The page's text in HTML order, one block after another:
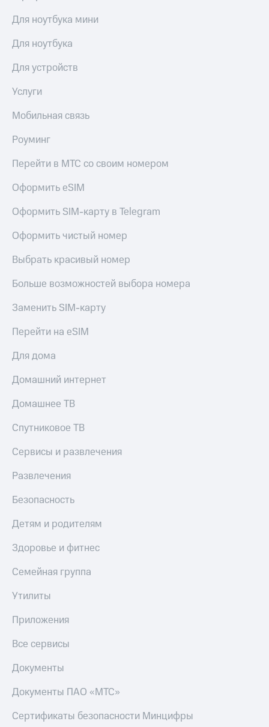
Для ноутбука мини
Для ноутбука
Для устройств
Услуги
Мобильная связь
Роуминг
Перейти в МТС со своим номером
Оформить eSIM
Оформить SIM-карту в Telegram
Оформить чистый номер
Выбрать красивый номер
Больше возможностей выбора номера
Заменить SIM-карту
Перейти на eSIM
Для дома
Домашний интернет
Домашнее ТВ
Спутниковое ТВ
Сервисы и развлечения
Развлечения
Безопасность
Детям и родителям
Здоровье и фитнес
Семейная группа
Утилиты
Приложения
Все сервисы
Документы
Документы ПАО «МТС»
Сертификаты безопасности Минцифры